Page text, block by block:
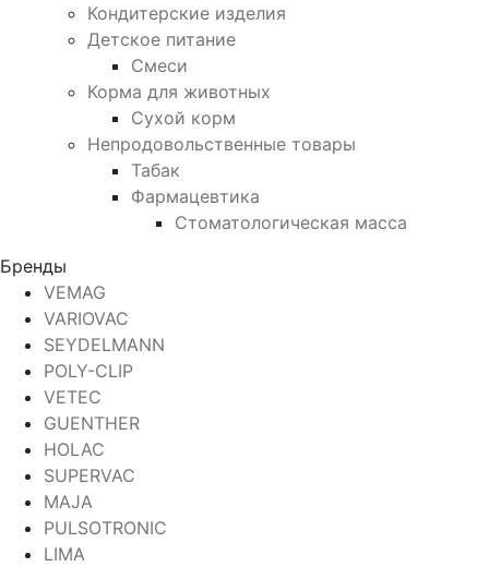
Кондитерские изделия
Детское питание
Смеси
Корма для животных
Сухой корм
Непродовольственные товары
Табак
Фармацевтика
Стоматологическая масса
Бренды
VEMAG
VARIOVAC
SEYDELMANN
POLY-CLIP
VETEC
GUENTHER
HOLAC
SUPERVAC
MAJA
PULSOTRONIC
LIMA